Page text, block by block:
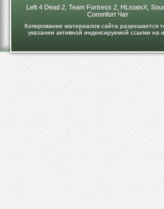
Left 4 Dead 2, Team Fortress 2, HLstatsX,
Commfort Чат
Копирование материалов сайта разрешается
указании активной индексируемой ссылки на